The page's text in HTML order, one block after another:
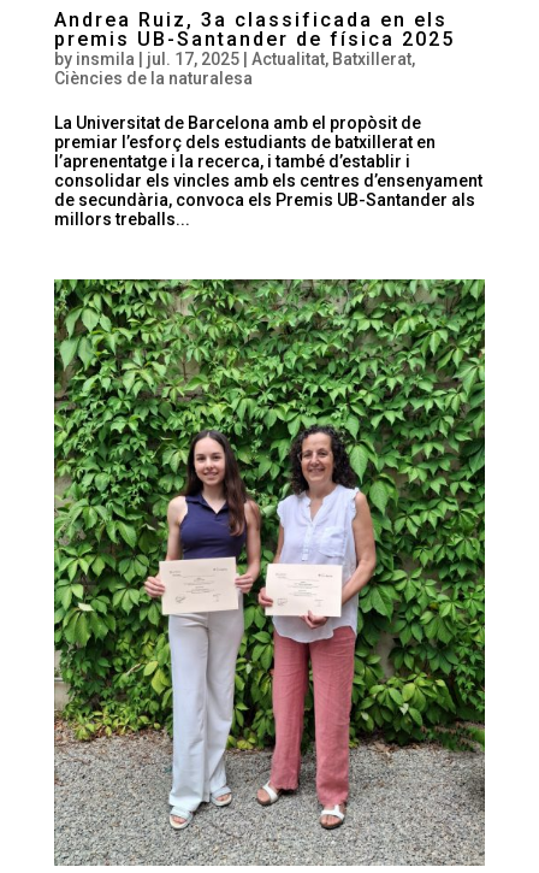
Andrea Ruiz, 3a classificada en els
premis UB-Santander de física 2025
by insmila jul. 17, 2025| Actualitat, Batxillerat,
Ciències de la naturalesa
La Universitat de Barcelona amb el propòsit de
premiar l’esforç dels estudiants de batxillerat en
l’aprenentatge i la recerca, i també d’establir i
consolidar els vincles amb els centres d’ensenyament
de secundària, convoca els Premis UB-Santander als
millors treballs...